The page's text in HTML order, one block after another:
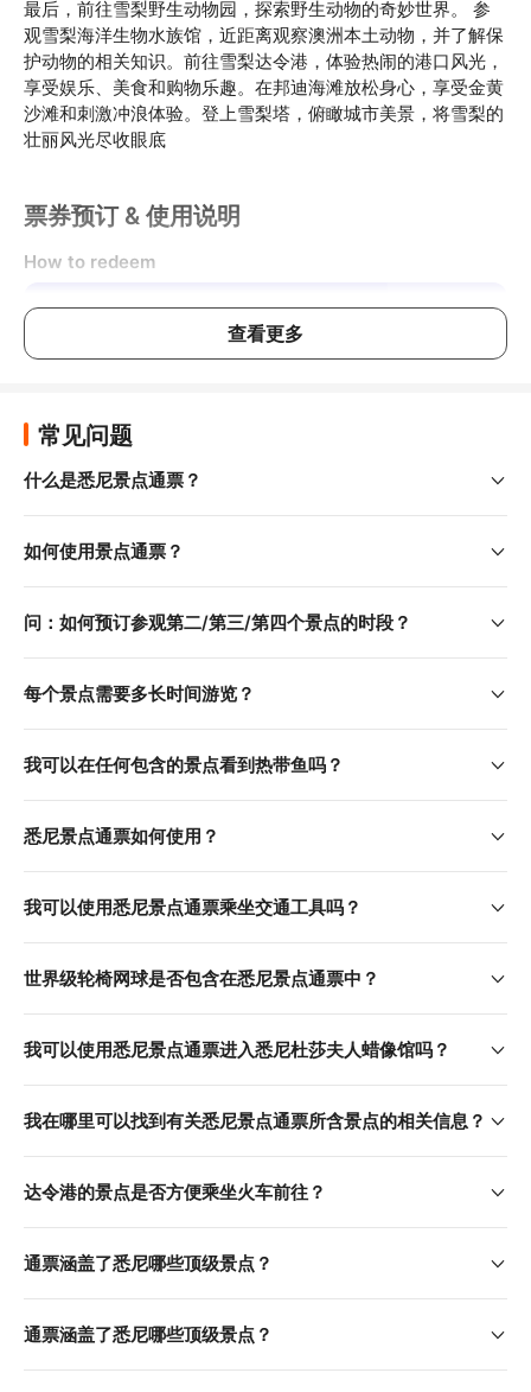
最后，前往雪梨野生动物园，探索野生动物的奇妙世界。 参
观雪梨海洋生物水族馆，近距离观察澳洲本土动物，并了解保
护动物的相关知识。前往雪梨达令港，体验热闹的港口风光，
享受娱乐、美食和购物乐趣。在邦迪海滩放松身心，享受金黄
沙滩和刺激冲浪体验。登上雪梨塔，俯瞰城市美景，将雪梨的
壮丽风光尽收眼底
票券预订 & 使用说明
How to redeem
Present your mobile voucher to collect the remaining
tickets to the other attractions
Visit the remaining attractions within 60 days after your
visit to SEA LIFE Sydney Aquarium
查看更多
常见问题
什么是悉尼景点通票？
如何使用景点通票？
问：如何预订参观第二/第三/第四个景点的时段？
每个景点需要多长时间游览？
我可以在任何包含的景点看到热带鱼吗？
悉尼景点通票如何使用？
我可以使用悉尼景点通票乘坐交通工具吗？
世界级轮椅网球是否包含在悉尼景点通票中？
我可以使用悉尼景点通票进入悉尼杜莎夫人蜡像馆吗？
我在哪里可以找到有关悉尼景点通票所含景点的相关信息？
达令港的景点是否方便乘坐火车前往？
通票涵盖了悉尼哪些顶级景点？
通票涵盖了悉尼哪些顶级景点？